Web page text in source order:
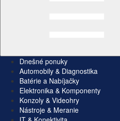
Dnešné ponuky
Automobily & Diagnostika
Batérie a Nabíjačky
Elektronika & Komponenty
Konzoly & Videohry
Nástroje & Meranie